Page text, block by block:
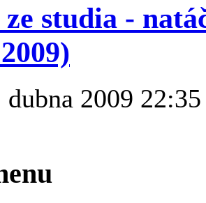
studia -
dubna 2009 22:35